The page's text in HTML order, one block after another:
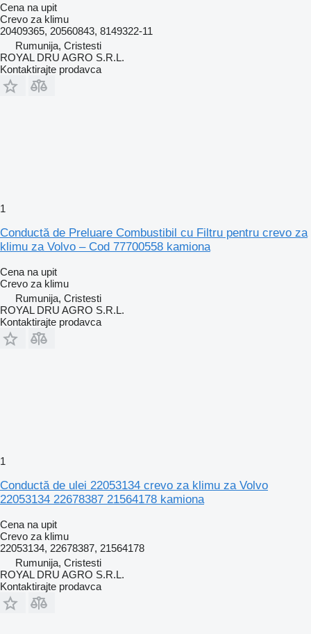
Cena na upit
Crevo za klimu
20409365, 20560843, 8149322-11
Rumunija, Cristesti
ROYAL DRU AGRO S.R.L.
Kontaktirajte prodavca
1
Conductă de Preluare Combustibil cu Filtru pentru crevo za
klimu za Volvo – Cod 77700558 kamiona
Cena na upit
Crevo za klimu
Rumunija, Cristesti
ROYAL DRU AGRO S.R.L.
Kontaktirajte prodavca
1
Conductă de ulei 22053134 crevo za klimu za Volvo
22053134 22678387 21564178 kamiona
Cena na upit
Crevo za klimu
22053134, 22678387, 21564178
Rumunija, Cristesti
ROYAL DRU AGRO S.R.L.
Kontaktirajte prodavca